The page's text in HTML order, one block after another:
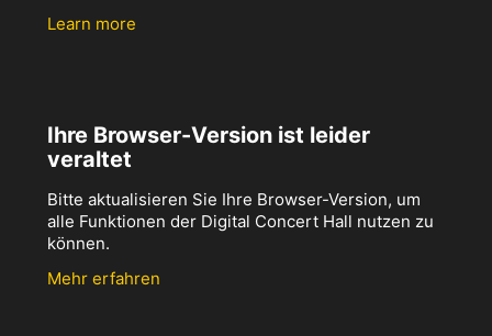
Learn more
Ihre Browser-Version ist leider
veraltet
Bitte aktualisieren Sie Ihre Browser-Version, um
alle Funktionen der Digital Concert Hall nutzen zu
können.
Mehr erfahren